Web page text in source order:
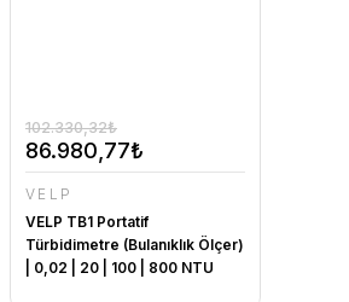
86.980,77₺
102.330,32₺
VELP
VELP TB1 Portatif
Türbidimetre (Bulanıklık Ölçer)
| 0,02 | 20 | 100 | 800 NTU